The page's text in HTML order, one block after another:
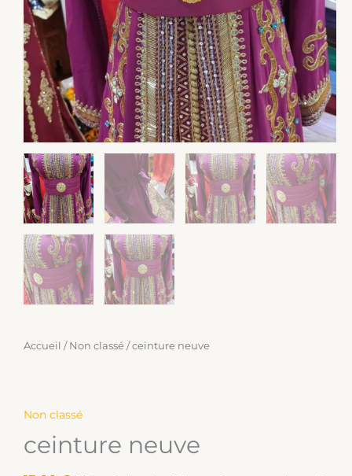
Accueil / Non classé / ceinture neuve
Non classé
ceinture neuve